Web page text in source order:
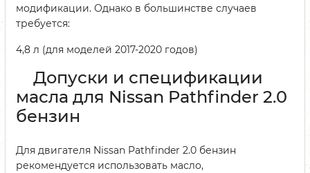
модификации. Однако в большинстве случаев
требуется:
4,8 л (для моделей 2017-2020 годов)
Допуски и спецификации
масла для Nissan Pathfinder 2.0
бензин
Для двигателя Nissan Pathfinder 2.0 бензин
рекомендуется использовать масло,